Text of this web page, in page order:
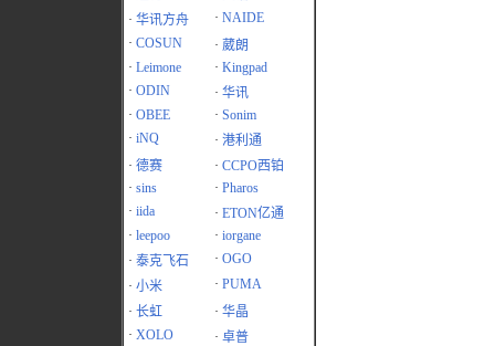
· 华讯方舟 · NAIDE
· COSUN · 葳朗
· Leimone · Kingpad
· ODIN · 华讯
· OBEE · Sonim
· iNQ · 港利通
· 德赛 · CCPO西铂
· sins · Pharos
· iida · ETON亿通
· leepoo · iorgane
· 泰克飞石 · OGO
· 小米 · PUMA
· 长虹 · 华晶
· XOLO · 卓普